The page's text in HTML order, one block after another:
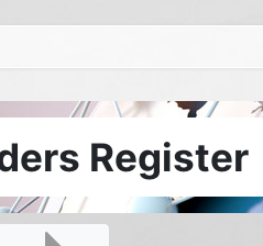
Register